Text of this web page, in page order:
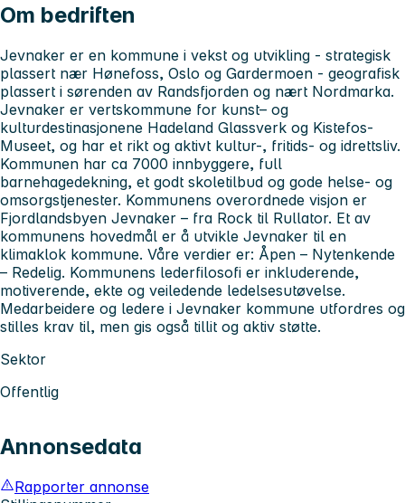
Om bedriften
Jevnaker er en kommune i vekst og utvikling - strategisk
plassert nær Hønefoss, Oslo og Gardermoen - geografisk
plassert i sørenden av Randsfjorden og nært Nordmarka.
Jevnaker er vertskommune for kunst– og
kulturdestinasjonene Hadeland Glassverk og Kistefos-
Museet, og har et rikt og aktivt kultur-, fritids- og idrettsliv.
Kommunen har ca 7000 innbyggere, full
barnehagedekning, et godt skoletilbud og gode helse- og
omsorgstjenester. Kommunens overordnede visjon er
Fjordlandsbyen Jevnaker – fra Rock til Rullator. Et av
kommunens hovedmål er å utvikle Jevnaker til en
klimaklok kommune. Våre verdier er: Åpen – Nytenkende
– Redelig. Kommunens lederfilosofi er inkluderende,
motiverende, ekte og veiledende ledelsesutøvelse.
Medarbeidere og ledere i Jevnaker kommune utfordres og
stilles krav til, men gis også tillit og aktiv støtte.
Sektor
Offentlig
Annonsedata
Rapporter annonse